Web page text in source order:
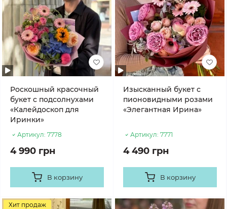
Роскошный красочный
букет с подсолнухами
«Калейдоскоп для
Иринки»
Артикул: 7778
4 990 грн
В корзину
Изысканный букет с
пионовидными розами
«Элегантная Ирина»
Артикул: 7771
4 490 грн
В корзину
Хит продаж